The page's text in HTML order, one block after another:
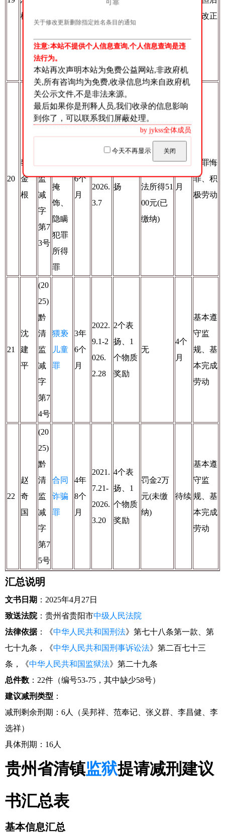
松
第7
2号
拘禁
罪
1个物
质奖
励、1
奖励
期改正
20
黎
金
根
(20
监
减
字
第7
3号
帮助
信息
网络
犯罪
掩
饰、
隐瞒
犯罪
所得
罪
6个
月
2022.
2026.
3.7
扬
罚金6000
元(已缴
法所得51
00元(已
缴纳)
月
认罪悔
罪、积
极劳动
21
沈
建
平
(20
25)
黔
清
监
减
字
第7
4号
猥亵
儿童
罪
3年
6个
月
2022.
9.1-2
026.
2.28
2个表
扬、1
个物质
奖励
无
4个
月
基本遵
守监
规、基
本完成
劳动
22
赵
奇
国
(20
25)
黔
清
监
减
字
第7
5号
合同
诈骗
罪
4年
8个
月
2021.
7.21-
2026.
3.20
4个表
扬、1
个物质
奖励
罚金2万
元(未缴
纳)
待续
基本遵
守监
规、基
本完成
劳动
汇总说明
文书日期 ：2025年4月27日
致送法院：贵州省贵阳市中级人民法院
法律依据：《中华人民共和国刑法》第七十八条第一款、第
七十九条，《中华人民共和国刑事诉讼法》第二百七十三
条，《中华人民共和国监狱法》第二十九条
总件数 ：22件（编号53-75，其中缺少58号）
建议减刑类型 ：
减刑剩余刑期：6人（吴邦祥、范奉记、张义群、李昌健、李
选祥）
具体刑期：16人
贵州省清镇监狱提请减刑建议
书汇总表
基本信息汇总
可靠
关于修改更新删除指定姓名条目的通知
注意:本站不提供个人信息查询,个人信息查询是违
法行为。
本站再次声明本站为免费公益网站,非政府机
关,所有咨询均为免费,收录信息均来自政府机
关公示文件,不是非法来源。
最后如果你是刑释人员,我们收录的信息影响
到你了，可以联系我们屏蔽处理。
by jykss全体成员
今天不再显示 关闭